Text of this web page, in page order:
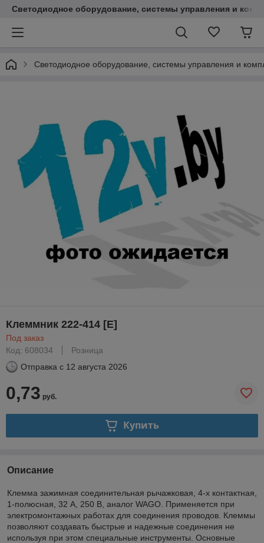
Светодиодное оборудование, системы управления и
Светодиодное оборудование, системы управления и
Клеммник 222-414 [E]
Под заказ
Код: 608034
Розница
Отправка с 12 августа 2026
0,73 руб.
Купить
Описание
Клемма зажимная соединительная рычажковая, 4-х контактная,
1-полюсная, 32 А, 250 В, аналог WAGO. Применяется при
электромонтажных работах для соединения проводов. Клеммы
позволяют создавать быстрые и надежные соединения не
используя при этом специальные инструменты. Основные